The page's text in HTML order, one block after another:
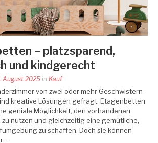
– platzsparend,
und kindgerecht
August 2025 in Kauf
von zwei oder mehr Geschwistern
kreative Lösungen gefragt. Etagenbetten
geniale Möglichkeit, den vorhandenen
zu nutzen und gleichzeitig eine gemütliche,
zu schaffen. Doch sie können